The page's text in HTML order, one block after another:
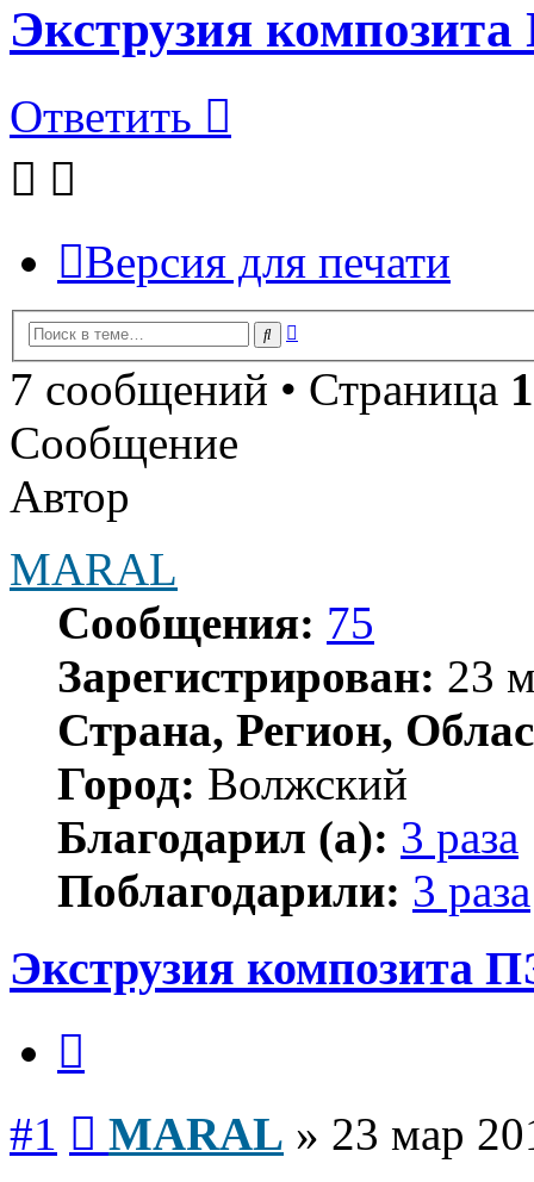
Экструзия
Ответить
Версия для печати
Поиск
7 сообщений • Страница 1
Сообщение
Автор
MARAL
Сообщения: 75
Зарегистрирован: 23
Страна, Регион,
Город: Волжский
Благодарил (а): 3 раза
Поблагодарили: 3 раза
Экструзия композита
#1 MARAL » 23 мар